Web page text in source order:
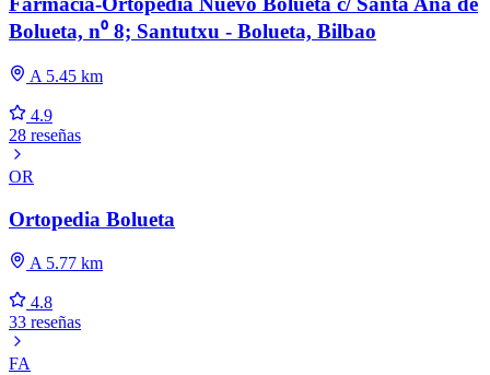
Bolueta, n⁰ 8; Santutxu - Bolueta, Bilbao
A 5.45 km
4.9
28 reseñas
OR
Ortopedia Bolueta
A 5.77 km
4.8
33 reseñas
FA